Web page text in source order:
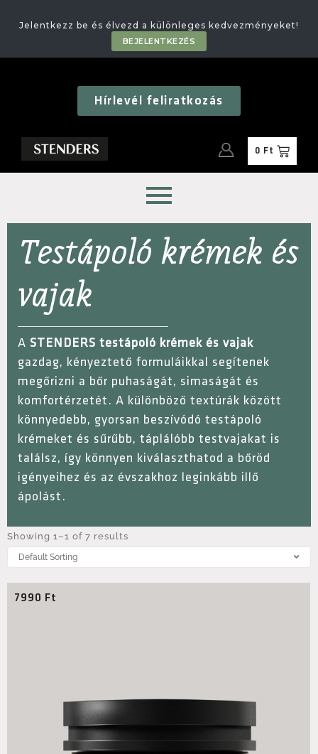
Jelentkezz be és élvezd a különleges kedvezményeket!
BEJELENTKEZÉS
Hírlevél feliratkozás
0 Ft
Testápoló krémek és
vajak
A STENDERS testápoló krémek és vajak
gazdag, kényeztető formuláikkal segítenek
megőrizni a bőr puhaságát, simaságát és
komfortérzetét. A különböző textúrák között
könnyedebb, gyorsan beszívódó testápoló
krémeket és sűrűbb, táplálóbb testvajakat is
találsz, így könnyen kiválaszthatod a bőröd
igényeihez és az évszakhoz leginkább illő
ápolást.
Showing 1–1 of 7 results
7990 Ft